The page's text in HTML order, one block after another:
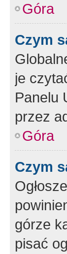
Góra
Czym
je
Panelu
przez
Góra
Czym
górze
pisać